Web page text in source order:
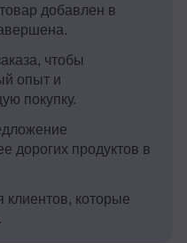
добавлен в
чтобы
опыт и
покупку.
дорогих продуктов в
которые